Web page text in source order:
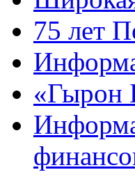
75 лет
«Гырон